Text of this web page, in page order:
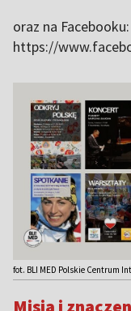
oraz na Facebooku:
https://
fot. BLI MED Polskie Centrum
Misja i